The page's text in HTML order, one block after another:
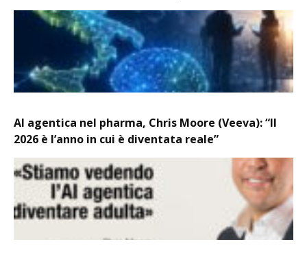
AI agentica nel pharma, Chris Moore (Veeva): “Il
2026 è l’anno in cui è diventata reale”